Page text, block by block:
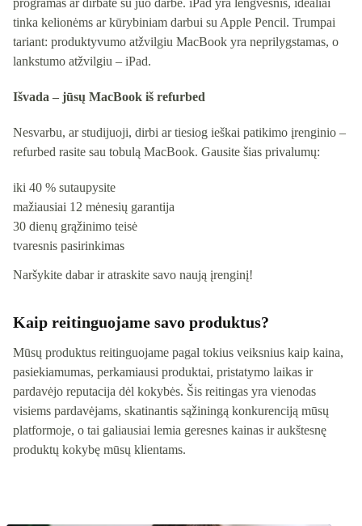
programas ar dirbate su juo darbe. iPad yra lengvesnis, idealiai
tinka kelionėms ar kūrybiniam darbui su Apple Pencil. Trumpai
tariant: produktyvumo atžvilgiu MacBook yra neprilygstamas, o
lankstumo atžvilgiu – iPad.
Išvada – jūsų MacBook iš refurbed
Nesvarbu, ar studijuoji, dirbi ar tiesiog ieškai patikimo įrenginio –
refurbed rasite sau tobulą MacBook. Gausite šias privalumų:
iki 40 % sutaupysite
mažiausiai 12 mėnesių garantija
30 dienų grąžinimo teisė
tvaresnis pasirinkimas
Naršykite dabar ir atraskite savo naują įrenginį!
Kaip reitinguojame savo produktus?
Mūsų produktus reitinguojame pagal tokius veiksnius kaip kaina,
pasiekiamumas, perkamiausi produktai, pristatymo laikas ir
pardavėjo reputacija dėl kokybės. Šis reitingas yra vienodas
visiems pardavėjams, skatinantis sąžiningą konkurenciją mūsų
platformoje, o tai galiausiai lemia geresnes kainas ir aukštesnę
produktų kokybę mūsų klientams.